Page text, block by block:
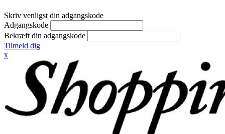
Skriv venligst din adgangskode
Adgangskode
Bekræft din adgangskode
Tilmeld dig
x